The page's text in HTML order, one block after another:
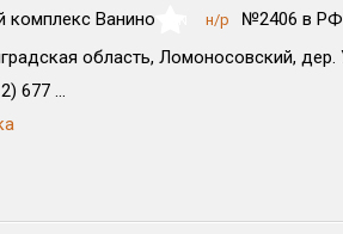
комплекс Ванино н/р
№2406 в РФ
область, Ломоносовский, дер.
677 ...